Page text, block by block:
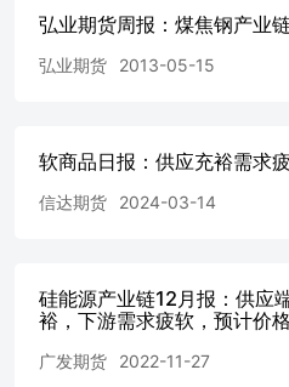
收窄，对双胶纸的成本支
产企业生产计划以稳定为
力，且存在纸机转产与交
市场形成有效支撑。综合
弱，短期或偏弱震荡。 ➢
得更改或以任何方式发送
或部分材料、内容。如引
删节和修改。 本报告基于
弘业期货周报：煤焦钢产业
弘业期货 2013-05-15
软商品日报：供应充裕需求
信达期货 2024-03-14
硅能源产业链12月报：供应
裕，下游需求疲软，预计价
广发期货 2022-11-27